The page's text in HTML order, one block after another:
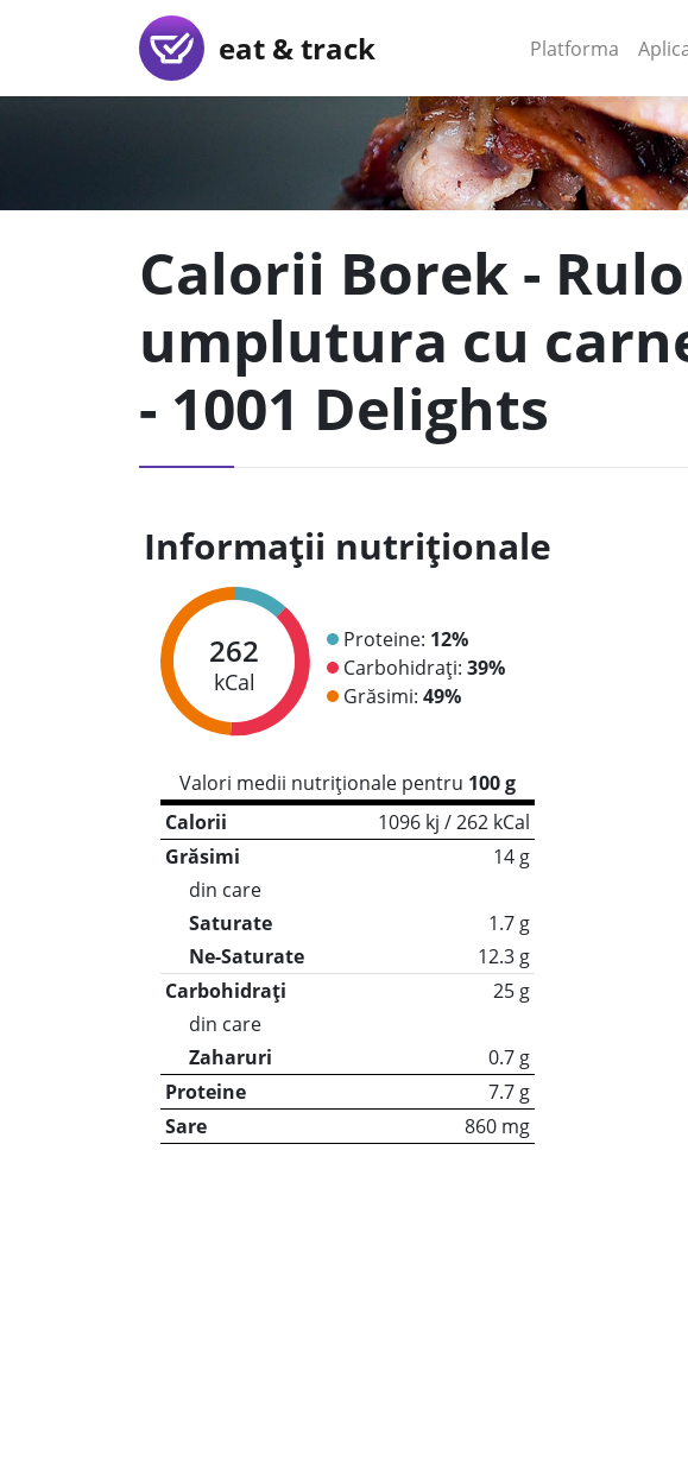
eat & track Platforma
Calorii Borek -
umplutura cu
- 1001 Delights
Informații nutriționale
262
kCal
Proteine: 12%
Carbohidrați: 39%
Grăsimi: 49%
Valori medii nutriționale pentru 100 g
Calorii
1096 kj / 262 kCal
Grăsimi
14 g
din care
Saturate
1.7 g
Ne-Saturate
12.3 g
Carbohidrați
25 g
din care
Zaharuri
0.7 g
Proteine
7.7 g
Sare
860 mg